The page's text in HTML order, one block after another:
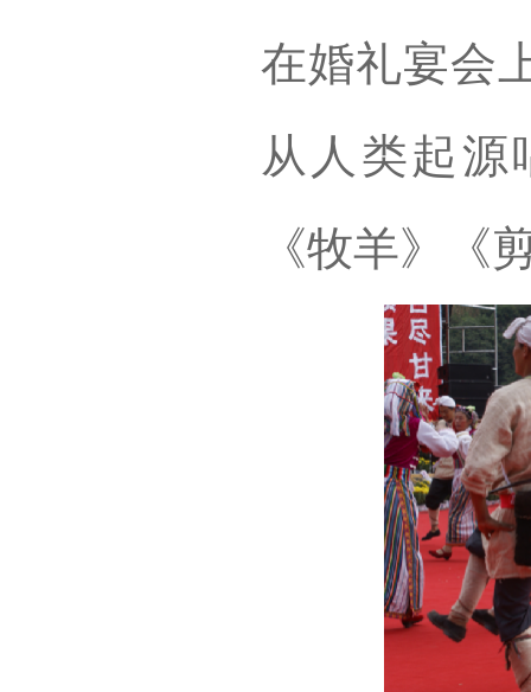
在婚礼宴会
从人类起源
《牧羊》《